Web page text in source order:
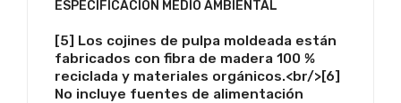
ESPECIFICACIÓN MEDIO AMBIENTAL
[5] Los cojines de pulpa moldeada están
fabricados con fibra de madera 100 %
reciclada y materiales orgánicos.<br/>[6]
No incluye fuentes de alimentación